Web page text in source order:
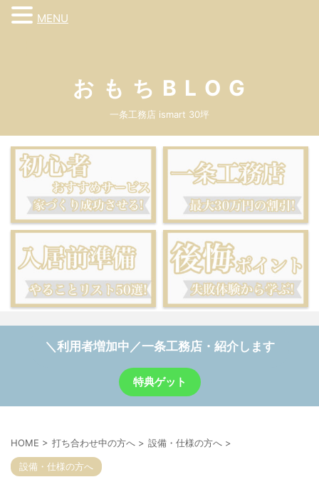
お も ち B L O G
一条工務店 ismart 30坪
＼利用者増加中／一条工務店・紹介します
特典ゲット
HOME > 打ち合わせ中の方へ > 設備・仕様の方へ >
設備・仕様の方へ
MENU